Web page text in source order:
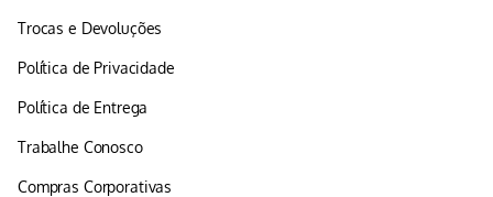
Trocas e Devoluções
Política de Privacidade
Política de Entrega
Trabalhe Conosco
Compras Corporativas